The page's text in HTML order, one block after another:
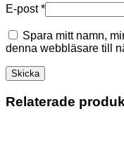
E-post*
Spara mitt namn,
denna webbläsare till
Relaterade